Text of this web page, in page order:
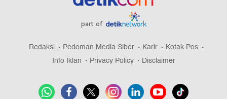
part of
Redaksi Pedoman Media Siber Karir
Kotak Pos
Info Iklan
Privacy Policy Disclaimer